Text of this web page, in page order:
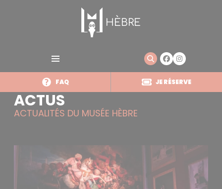
HÈBRE
FAQ JE RÉSERVE
ACTUS
ACTUALITÉS DU MUSÉE HÈBRE